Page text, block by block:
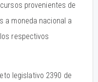
provenientes de
a moneda nacional a
respectivos
legislativo 2390 de